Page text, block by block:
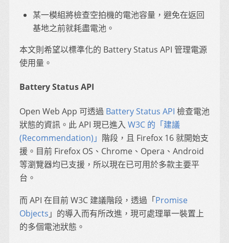
某一模組將檢查空拍機的電池容量，避免在返回
基地之前就耗盡電池。
本文則希望以標準化的 Battery Status API 管理電源
使用量。
Battery Status API
Open Web App 可透過 Battery Status API 檢查電池
狀態的資訊。此 API 現已進入 W3C 的「建議
(Recommendation)」 階段，且 Firefox 16 就開始支
援。目前 Firefox OS、Chrome、Opera、Android
等瀏覽器均已支援，所以現在已可用於多款主要平
台。
而 API 在目前 W3C 建議階段，透過「Promise
Objects 」的導入而有所改進，現可處理單一裝置上
的多個電池狀態。